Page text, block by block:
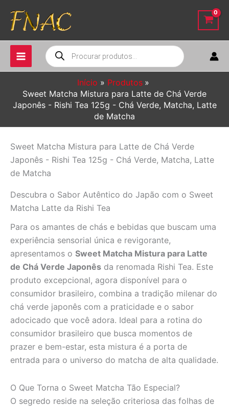
para
conteúdo
Pesquisar
produtos
Início
Produtos
Sweet Matcha Mistura para Latte de Chá Verde
Japonês - Rishi Tea 125g - Chá Verde, Matcha, Latte
de Matcha
Sweet Matcha Mistura para Latte de Chá Verde
Japonês - Rishi Tea 125g - Chá Verde, Matcha, Latte
de Matcha
Descubra o Sabor Autêntico do Japão com o Sweet
Matcha Latte da Rishi Tea
Para os amantes de chás e bebidas que buscam uma
experiência sensorial única e revigorante,
apresentamos o Sweet Matcha Mistura para Latte
de Chá Verde Japonês da renomada Rishi Tea. Este
produto excepcional, agora disponível para o
consumidor brasileiro, combina a tradição milenar do
chá verde japonês com a praticidade e o sabor
adocicado que você adora. Ideal para a rotina do
consumidor brasileiro que busca momentos de
prazer e bem-estar, esta mistura é a porta de
entrada para o universo do matcha de alta qualidade.
O Que Torna o Sweet Matcha Tão Especial?
O segredo reside na seleção criteriosa das folhas de